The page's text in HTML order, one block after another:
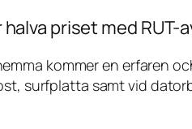
priset med RUT-
kommer en erfaren
surfplatta samt vid